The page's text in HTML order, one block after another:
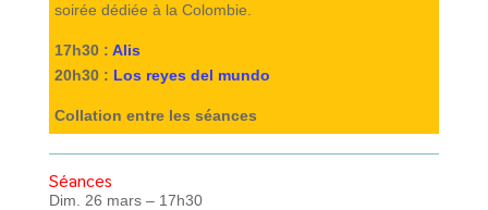
soirée dédiée à la Colombie.
17h30 : Alis
20h30 : Los reyes del mundo
Collation entre les séances
Séances
Dim. 26 mars – 17h30